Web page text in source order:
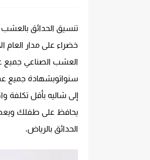
تنسيق الحدائق بالعشب
خضراء على مدار
العشب الصناعي جميع
سنواتوبشهادة جميع
إلى شاليه بأقل تكلفة
يحافظ على طفلك
الحدائق بالرياض.